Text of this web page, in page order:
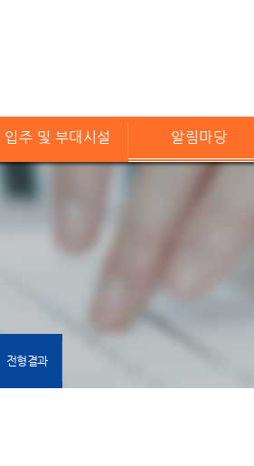
입주 및 부대시설 알림마당
전형결과